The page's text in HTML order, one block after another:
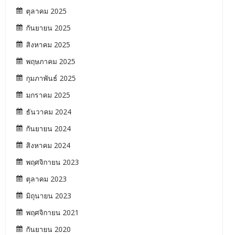
ตุลาคม 2025
กันยายน 2025
สิงหาคม 2025
พฤษภาคม 2025
กุมภาพันธ์ 2025
มกราคม 2025
ธันวาคม 2024
กันยายน 2024
สิงหาคม 2024
พฤศจิกายน 2023
ตุลาคม 2023
มิถุนายน 2023
พฤศจิกายน 2021
กันยายน 2020